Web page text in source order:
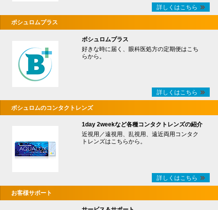
詳しくはこちら
ボシュロムプラス
ボシュロムプラス
好きな時に届く、眼科医処方の定期便はこち
らから。
詳しくはこちら
ボシュロムのコンタクトレンズ
1day 2weekなど各種コンタクトレンズの紹介
近視用／遠視用、乱視用、遠近両用コンタク
トレンズはこちらから。
詳しくはこちら
お客様サポート